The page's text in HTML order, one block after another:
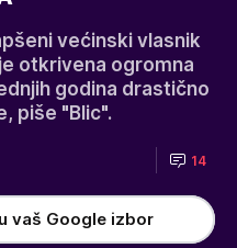
većinski vlasnik
otkrivena ogromna
godina drastično
piše "Blic".
14
vaš Google izbor